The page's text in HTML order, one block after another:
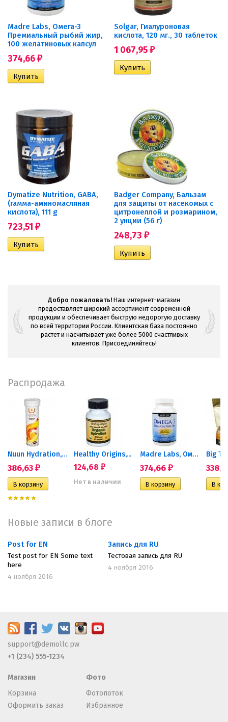
Madre Labs, Омега-3
Премиальный рыбий жир,
100 желатиновых капсул
374,66 ₽
Solgar, Гиалуроновая
кислота, 120 мг., 30 таблеток
1 067,95 ₽
Dymatize Nutrition, GABA,
(гамма-аминомасляная
кислота), 111 g
723,51 ₽
Badger Company, Бальзам
для защиты от насекомых с
цитронеллой и розмарином,
2 унции (56 г)
248,73 ₽
Добро пожаловать! Наш интернет-магазин
предоставляет широкий ассортимент современной
продукции и обеспечивает быструю недорогую доставку
по всей территории России. Клиентская база постоянно
растет и насчитывает уже более 5000 счастливых
клиентов. Присоединяйтесь!
Распродажа
Nuun Hydration, Витамины +...
386,63 ₽
Healthy Origins,...
124,68 ₽
Нет в наличии
Madre Labs, Омега-3...
374,66 ₽
Big
Новые записи в блоге
Post for EN
Test post for EN Some text
here
4 ноября 2016
Запись для RU
Тестовая запись для RU
4 ноября 2016
support@demollc.pw
+1 (234) 555-1234
Магазин
Корзина
Оформить заказ
Фото
Фотопоток
Избранное